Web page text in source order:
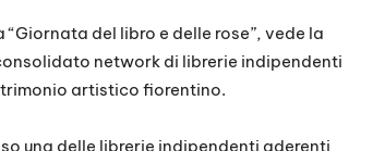
del libro e delle rose”, vede la
network di librerie indipendenti
artistico fiorentino.
una delle librerie indipendenti aderenti